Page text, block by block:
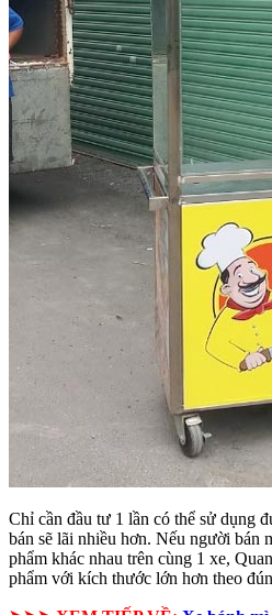
Chỉ cần đầu tư 1 lần có thể sử dụng
bán sẽ lãi nhiều hơn. Nếu người bán
phẩm khác nhau trên cùng 1 xe,
phẩm với kích thước lớn hơn theo